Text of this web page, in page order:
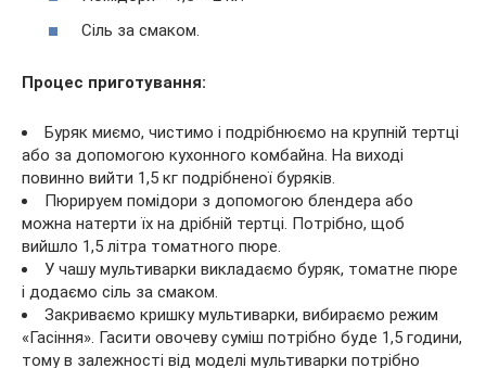
Сіль за смаком.
Процес приготування:
Буряк миємо, чистимо і подрібнюємо на крупній тертці
або за допомогою кухонного комбайна. На виході
повинно вийти 1,5 кг подрібненої буряків.
Пюрируем помідори з допомогою блендера або
можна натерти їх на дрібній тертці. Потрібно, щоб
вийшло 1,5 літра томатного пюре.
У чашу мультиварки викладаємо буряк, томатне пюре
і додаємо сіль за смаком.
Закриваємо кришку мультиварки, вибираємо режим
«Гасіння». Гасити овочеву суміш потрібно буде 1,5 години,
тому в залежності від моделі мультиварки потрібно